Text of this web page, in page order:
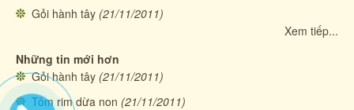
Gỏi hành tây (21/11/2011)
Xem tiếp...
Những tin mới hơn
Gỏi hành tây (21/11/2011)
Tôm rim dừa non (21/11/2011)